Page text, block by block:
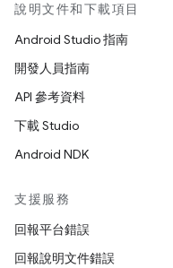
說明文件和下載項目
Android Studio 指南
開發人員指南
API 參考資料
下載 Studio
Android NDK
支援服務
回報平台錯誤
回報說明文件錯誤